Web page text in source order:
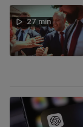
27 min